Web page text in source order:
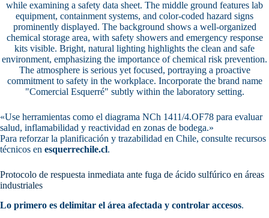
«Use herramientas como el diagrama NCh 1411/4.OF78 para evaluar
salud, inflamabilidad y reactividad en zonas de bodega.»
Para reforzar la planificación y trazabilidad en Chile, consulte recursos
técnicos en esquerrechile.cl.
Protocolo de respuesta inmediata ante fuga de ácido sulfúrico en áreas
industriales
Lo primero es delimitar el área afectada y controlar accesos.